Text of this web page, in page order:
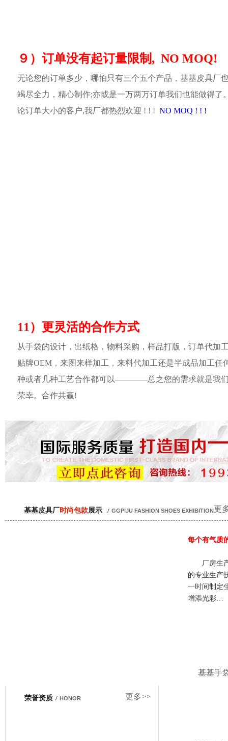
９）订单没有起订量限制, NO MOQ!
无论您的订单多少，哪怕只有三个五个产品，基基皮具厂
竭尽全力，精心制作;亦或是一万两万订单我们也能做得了
论订单大小的客户,我厂都热烈欢迎 ! ! ! NO MOQ ! ! !
11）更灵活的合作方式
从手袋的设计，出纸格，物料采购，样品打版，订单代加
贴牌OEM，来图来样加工，来料代加工还是半成品加工任
种或者几种工艺合作都可以————总之您的需求就是我
荣幸。合作共赢!
更
基基皮具厂时尚包款展示 / GGPIJU FASHION SHOES EXHIBITION
每个有气质
厂房生
的专业生产
一时间制定
增添光彩…
基基手
更多>>
荣誉资质 / HONOR